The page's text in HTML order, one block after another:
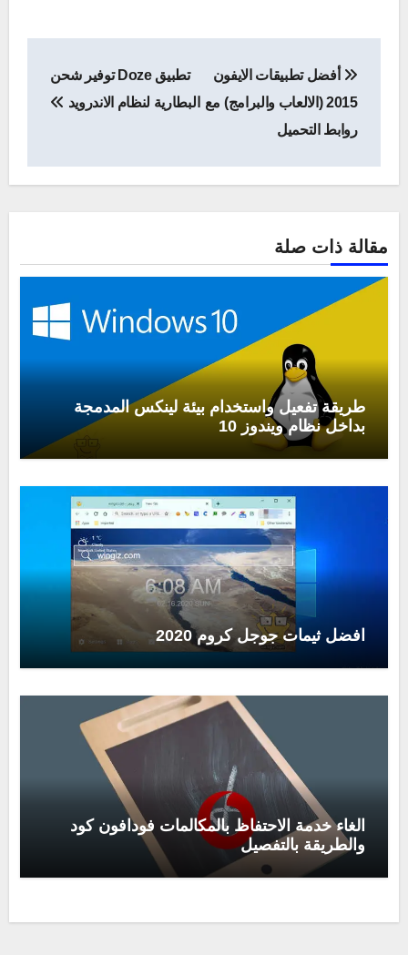
المقالات
أفضل تطبيقات الايفون
2015 (الالعاب والبرامج) مع
روابط التحميل
تطبيق Doze توفير شحن
البطارية لنظام الاندرويد
مقالة ذات صلة
طريقة تفعيل واستخدام بيئة لينكس المدمجة
بداخل نظام ويندوز 10
افضل ثيمات جوجل كروم 2020
الغاء خدمة الاحتفاظ بالمكالمات فودافون كود
والطريقة بالتفصيل